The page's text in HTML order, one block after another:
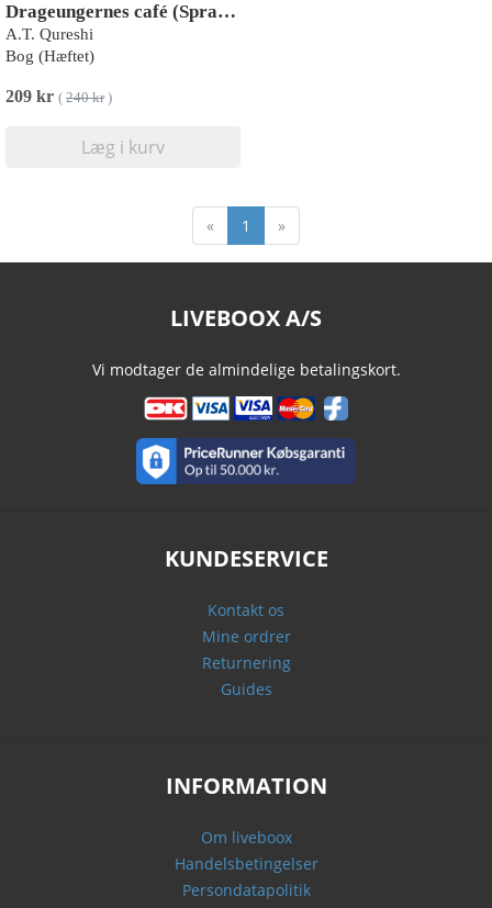
Drageungernes café (Sprayed edges)
A.T. Qureshi
Bog (Hæftet)
209 kr ( 240 kr)
Læg i kurv
« 1 »
LIVEBOOX A/S
Vi modtager de almindelige betalingskort.
KUNDESERVICE
Kontakt os
Mine ordrer
Returnering
Guides
INFORMATION
Om liveboox
Handelsbetingelser
Persondatapolitik